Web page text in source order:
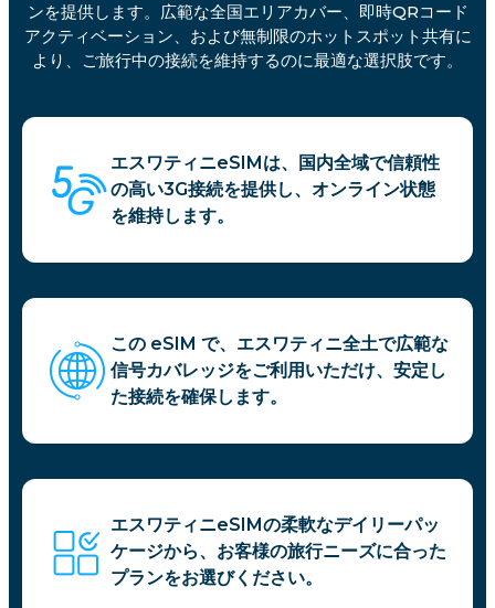
ンを提供します。広範な全国エリアカバー、即時QRコード
アクティベーション、および無制限のホットスポット共有に
より、ご旅行中の接続を維持するのに最適な選択肢です。
エスワティニeSIMは、国内全域で信頼性
の高い3G接続を提供し、オンライン状態
を維持します。
この eSIM で、エスワティニ全土で広範な
信号カバレッジをご利用いただけ、安定し
た接続を確保します。
エスワティニeSIMの柔軟なデイリーパッ
ケージから、お客様の旅行ニーズに合った
プランをお選びください。